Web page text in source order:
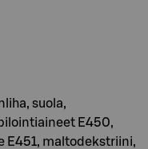
suola,
E450,
E451, maltodekstriini,